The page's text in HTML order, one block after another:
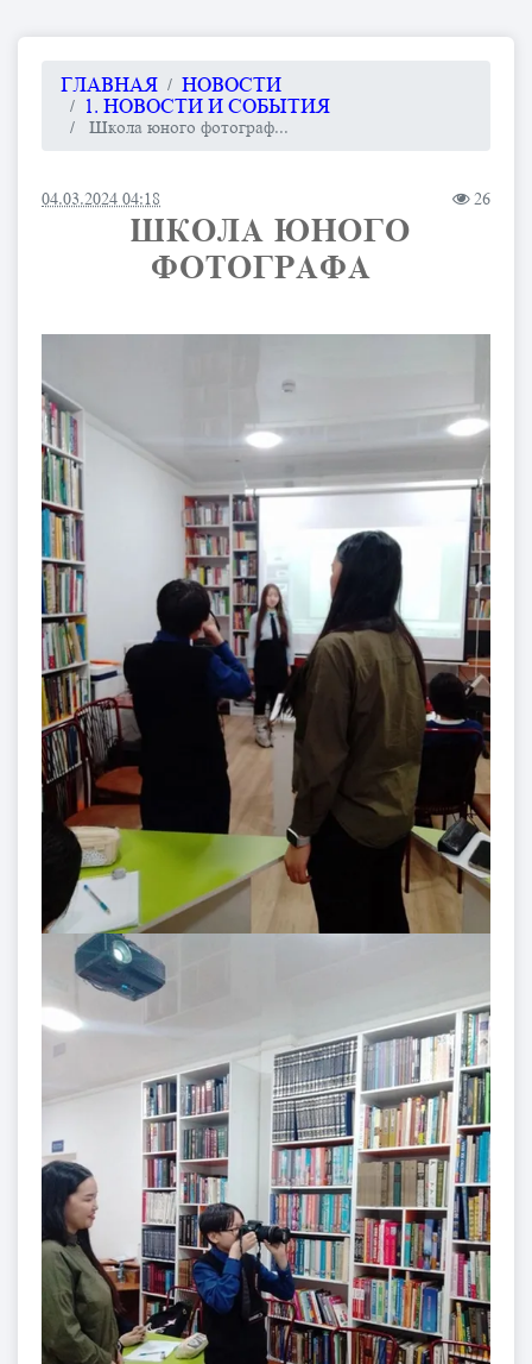
ГЛАВНАЯ
НОВОСТИ
1. НОВОСТИ И СОБЫТИЯ
​ Школа юного фотограф...
04.03.2024 04:18 26
​ ШКОЛА ЮНОГО
ФОТОГРАФА ​